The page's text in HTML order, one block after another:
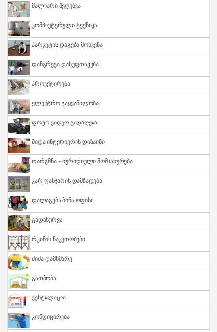
Მალიარი Შეღებვა
Კომპიუტერული Ტექნიკა
Პარკეტის Დაგება Მოხვეწა
Დანგრევა Დასუფთავება
Პროექტირება
Ელექტრო Გაყვანილობა
Ფოტო Ვიდეო Გადაღება
Შიდა Ინტერიერის Დიზაინი
Თარგმნა - Იურიდიული Მომსახურება
Კარ Ფანჯარის Დამზადება
Დალაგება Ბინა Ოფისი
Გადახურვა
Რკინის Ნაკეთობები
Ძიძა Დამხმარე
Გათბობა
Ვენტილაცია
Კონდიცირება